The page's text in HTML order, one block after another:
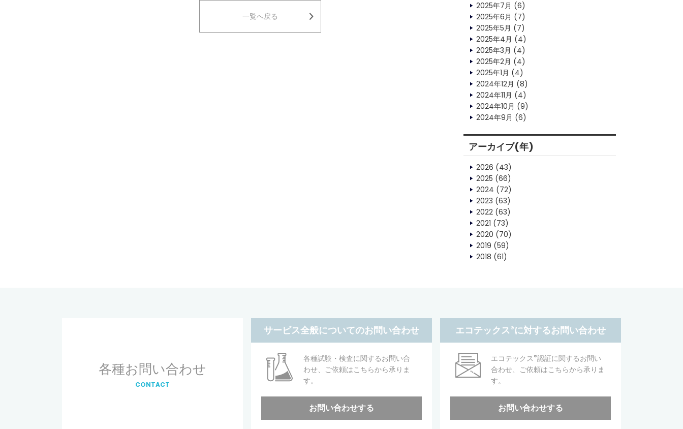
一覧へ戻る
2025年7月 (6)
2025年6月 (7)
2025年5月 (7)
2025年4月 (4)
2025年3月 (4)
2025年2月 (4)
2025年1月 (4)
2024年12月 (8)
2024年11月 (4)
2024年10月 (9)
2024年9月 (6)
アーカイブ(年)
2026 (43)
2025 (66)
2024 (72)
2023 (63)
2022 (63)
2021 (73)
2020 (70)
2019 (59)
2018 (61)
各種お問い合わせ
CONTACT
サービス全般についてのお問い合わせ
各種試験・検査に関するお問い合
わせ、ご依頼はこちらから承りま
す。
お問い合わせする
エコテックス®に対するお問い合わせ
エコテックス®認証に関するお問い
合わせ、ご依頼はこちらから承りま
す。
お問い合わせする